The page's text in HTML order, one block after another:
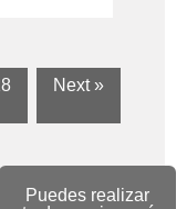
Puedes realizar
Next »